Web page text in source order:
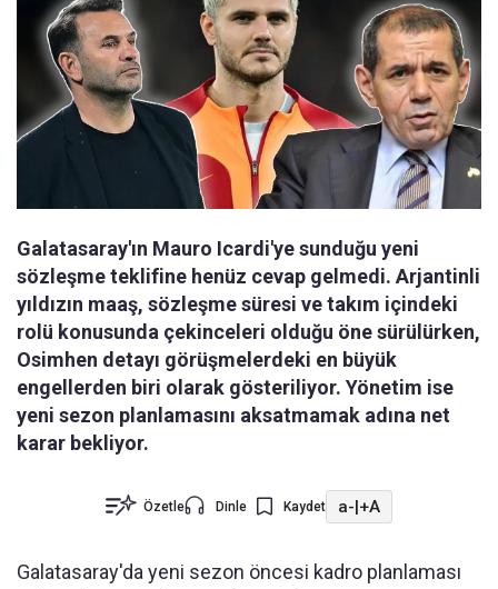
Galatasaray'ın Mauro Icardi'ye sunduğu yeni
sözleşme teklifine henüz cevap gelmedi. Arjantinli
yıldızın maaş, sözleşme süresi ve takım içindeki
rolü konusunda çekinceleri olduğu öne sürülürken,
Osimhen detayı görüşmelerdeki en büyük
engellerden biri olarak gösteriliyor. Yönetim ise
yeni sezon planlamasını aksatmamak adına net
karar bekliyor.
Özetle Dinle Kaydet a-|+A
Galatasaray'da yeni sezon öncesi kadro planlaması